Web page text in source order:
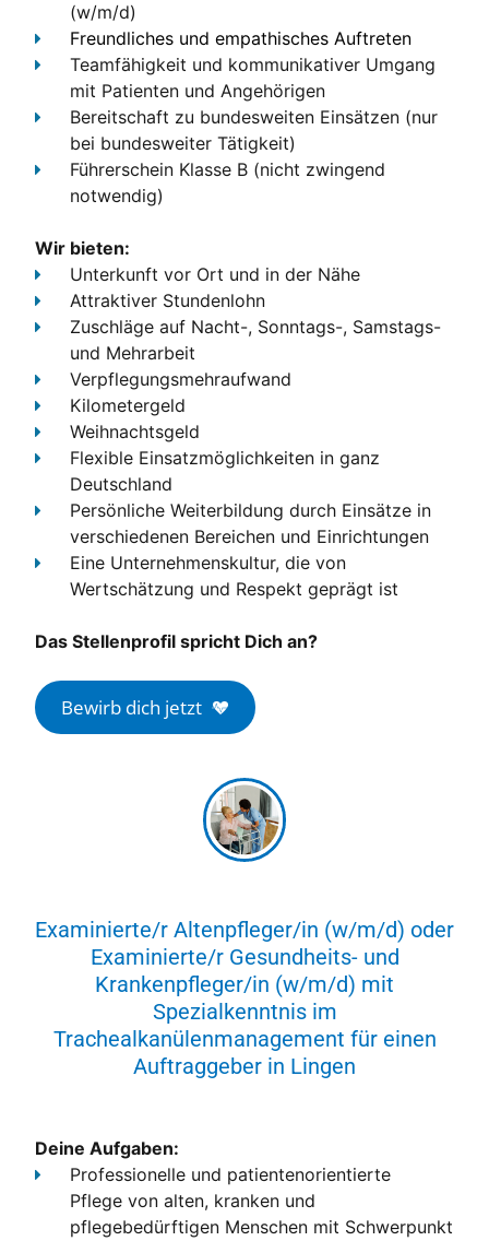
(w/m/d)
Freundliches und empathisches Auftreten
Teamfähigkeit und kommunikativer Umgang
mit Patienten und Angehörigen
Bereitschaft zu bundesweiten Einsätzen (nur
bei bundesweiter Tätigkeit)
Führerschein Klasse B (nicht zwingend
notwendig)
Wir bieten:
Unterkunft vor Ort und in der Nähe
Attraktiver Stundenlohn
Zuschläge auf Nacht-, Sonntags-, Samstags-
und Mehrarbeit
Verpflegungsmehraufwand
Kilometergeld
Weihnachtsgeld
Flexible Einsatzmöglichkeiten in ganz
Deutschland
Persönliche Weiterbildung durch Einsätze in
verschiedenen Bereichen und Einrichtungen
Eine Unternehmenskultur, die von
Wertschätzung und Respekt geprägt ist
Das Stellenprofil spricht Dich an?
Bewirb dich jetzt
Examinierte/r Altenpfleger/in (w/m/d) oder
Examinierte/r Gesundheits- und
Krankenpfleger/in (w/m/d) mit
Spezialkenntnis im
Trachealkanülenmanagement für einen
Auftraggeber in Lingen
Deine Aufgaben:
Professionelle und patientenorientierte
Pflege von alten, kranken und
pflegebedürftigen Menschen mit Schwerpunkt